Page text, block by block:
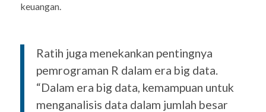
keuangan.
Ratih juga menekankan pentingnya
pemrograman R dalam era big data.
“Dalam era big data, kemampuan untuk
menganalisis data dalam jumlah besar